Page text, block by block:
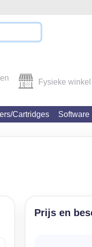
Fysieke winkel
Cartridges Software